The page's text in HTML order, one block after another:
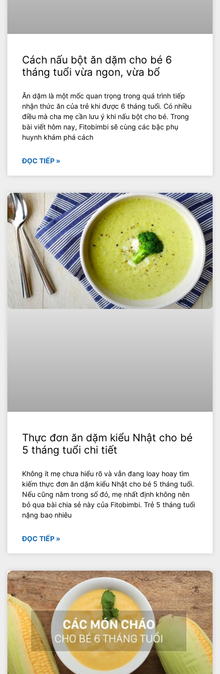
Cách nấu bột ăn dặm cho bé 6
tháng tuổi vừa ngon, vừa bổ
Ăn dặm là một mốc quan trọng trong quá trình tiếp
nhận thức ăn của trẻ khi được 6 tháng tuổi. Có nhiều
điều mà cha mẹ cần lưu ý khi nấu bột cho bé. Trong
bài viết hôm nay, Fitobimbi sẽ cùng các bậc phụ
huynh khám phá cách
ĐỌC TIẾP »
Thực đơn ăn dặm kiểu Nhật cho bé
5 tháng tuổi chi tiết
Không ít mẹ chưa hiểu rõ và vẫn đang loay hoay tìm
kiếm thực đơn ăn dặm kiểu Nhật cho bé 5 tháng tuổi.
Nếu cũng nằm trong số đó, mẹ nhất định không nên
bỏ qua bài chia sẻ này của Fitobimbi. Trẻ 5 tháng tuổi
nặng bao nhiêu
ĐỌC TIẾP »